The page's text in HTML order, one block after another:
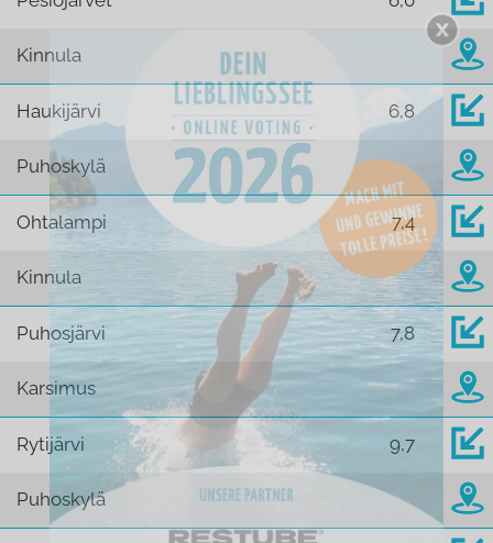
Kinnula
Haukijärvi 6,8
Puhoskylä
Ohtalampi 7,4
Kinnula
Puhosjärvi 7,8
Karsimus
Rytijärvi 9,7
Puhoskylä